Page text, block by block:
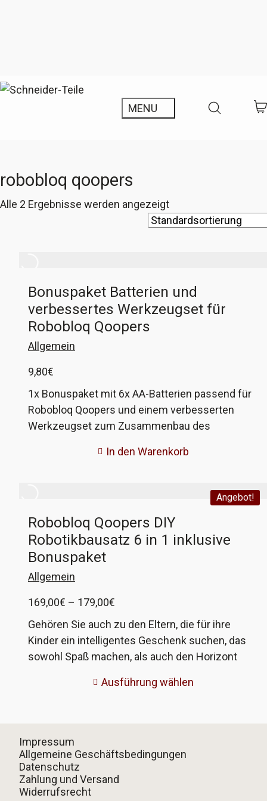
robobloq qoopers
Alle 2 Ergebnisse werden angezeigt
Bonuspaket Batterien und
verbessertes Werkzeugset für
Robobloq Qoopers
Allgemein
9,80€
1x Bonuspaket mit 6x AA-Batterien passend für
Robobloq Qoopers und einem verbesserten
Werkzeugset zum Zusammenbau des
damit geht der Roboter richtig vorwärts! Und das
das beiligende Werkzeug ist doch sehr einfach
In den Warenkorb
Angebot!
Robobloq Qoopers DIY
Robotikbausatz 6 in 1 inklusive
Bonuspaket
Allgemein
169,00€ – 179,00€
169,00€
bis
179,00€
Gehören Sie auch zu den Eltern, die für ihre
Kinder ein intelligentes Geschenk suchen, das
sowohl Spaß machen, als auch den Horizont
Geschenk gefunden? Bei anderen Anbietern
Gesamtpaket, bei dem sichergestellt ist, dass
Ihr Kind alles hat, was für einen erfolgreichen
Start nötig ist. Sie erhalten nicht nur zusätzlich
das passende Werkzeug in guter Qualität,
Ausführung wählen
Impressum
Allgemeine Geschäftsbedingungen
Datenschutz
Zahlung und Versand
Widerrufsrecht